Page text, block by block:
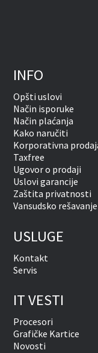
INFO
Opšti uslovi
Način isporuke
Način plaćanja
Kako naručiti
Korporativna
Taxfree
Ugovor o prodaji
Uslovi garancije
Zaštita privatnosti
Vansudsko
USLUGE
Kontakt
Servis
IT VESTI
Procesori
Grafičke Kartice
Novosti